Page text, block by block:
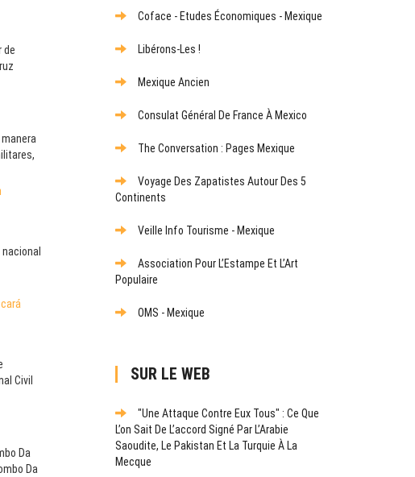
de
Civil
Da
Da
Coface - Etudes Économiques - Mexique
Libérons-Les !
Mexique Ancien
Consulat Général De France À Mexico
The Conversation : Pages Mexique
Voyage Des Zapatistes Autour Des 5
Continents
Veille Info Tourisme - Mexique
Association Pour L’Estampe Et L’Art
Populaire
OMS - Mexique
SUR LE WEB
"Une Attaque Contre Eux Tous" : Ce Que
L’on Sait De L’accord Signé Par L’Arabie
Saoudite, Le Pakistan Et La Turquie À La
Mecque